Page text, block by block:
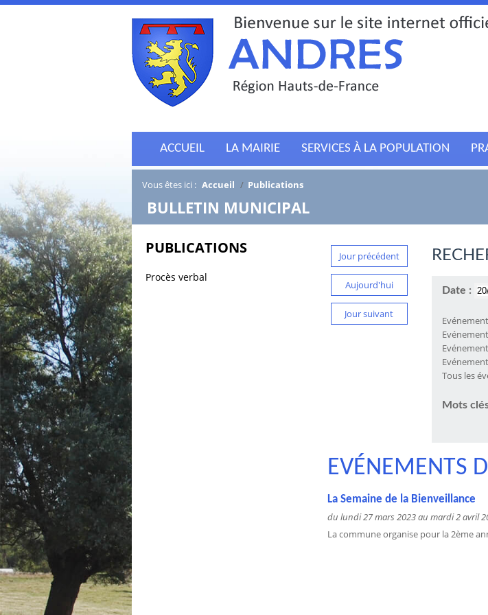
ACCUEIL LA MAIRIE SERVICES À LA POPULATION
Vous êtes ici : Accueil / Publications
BULLETIN MUNICIPAL
PUBLICATIONS
Procès verbal
Jour précédent
Aujourd'hui
Jour suivant
Date :
Tous les
EVÉNEMENTS
La Semaine de la Bienveillance
du lundi 27 mars 2023 au mardi 2 avril
La commune organise pour la 2ème